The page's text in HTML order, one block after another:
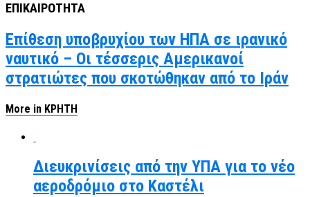
ΕΠΙΚΑΙΡΟΤΗΤΑ
Επίθεση υποβρυχίου των ΗΠΑ σε ιρανικό
ναυτικό – Οι τέσσερις Αμερικανοί
στρατιώτες που σκοτώθηκαν από το Ιράν
More in ΚΡΗΤΗ
Διευκρινίσεις από την ΥΠΑ για το νέο
αεροδρόμιο στο Καστέλι